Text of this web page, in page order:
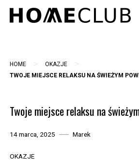
Skip
HOME > OKAZJE >
TWOJE MIEJSCE RELAKSU NA ŚWIEŻYM
Twoje miejsce relaksu na
14 marca, 2025 Marek
OKAZJE